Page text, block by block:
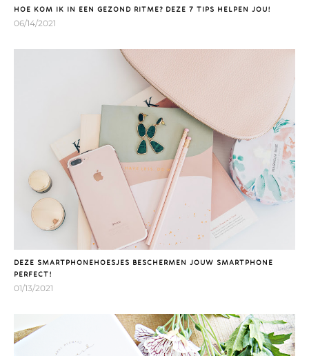
HOE KOM IK IN EEN GEZOND RITME? DEZE 7 TIPS HELPEN JOU!
06/14/2021
DEZE SMARTPHONEHOESJES BESCHERMEN JOUW SMARTPHONE
PERFECT!
01/13/2021